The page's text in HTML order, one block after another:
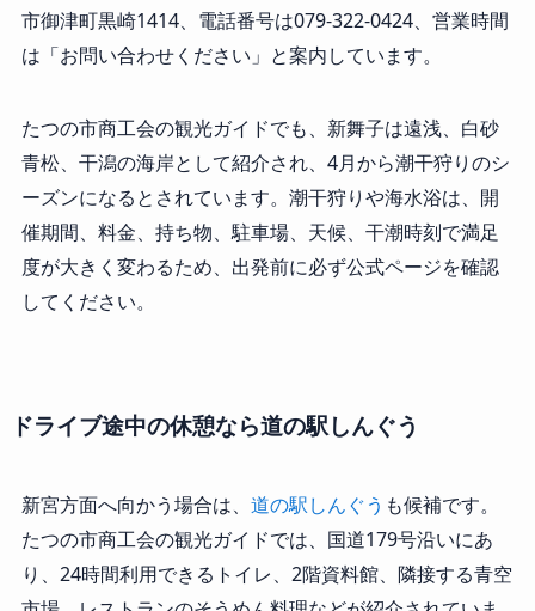
市御津町黒崎1414、電話番号は079-322-0424、営業時間
は「お問い合わせください」と案内しています。
たつの市商工会の観光ガイドでも、新舞子は遠浅、白砂
青松、干潟の海岸として紹介され、4月から潮干狩りのシ
ーズンになるとされています。潮干狩りや海水浴は、開
催期間、料金、持ち物、駐車場、天候、干潮時刻で満足
度が大きく変わるため、出発前に必ず公式ページを確認
してください。
ドライブ途中の休憩なら道の駅しんぐう
新宮方面へ向かう場合は、 道の駅しんぐう も候補です。
たつの市商工会の観光ガイドでは、国道179号沿いにあ
り、24時間利用できるトイレ、2階資料館、隣接する青空